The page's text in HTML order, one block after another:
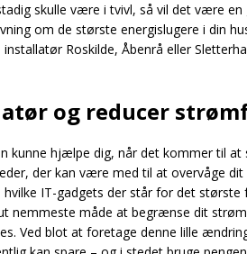
skulle være i tvivl, så vil det være
om de største energislugere i din
Roskilde, Åbenrå eller
og reducer
kunne hjælpe dig, når det kommer til at
der kan være med til at overvåge
IT-gadgets der står for det største
nemmeste måde at begrænse dit
Ved blot at foretage denne lille